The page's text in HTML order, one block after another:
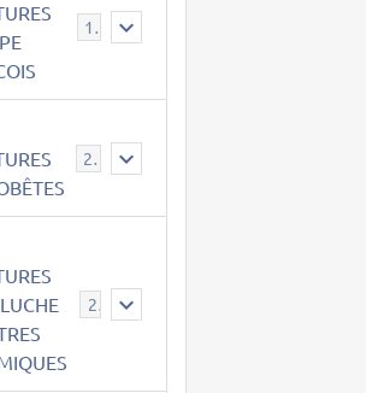
15
23
22